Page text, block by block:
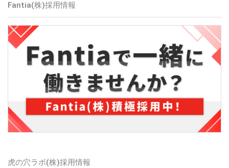
Fantia(株)採用情報
虎の穴ラボ(株)採用情報